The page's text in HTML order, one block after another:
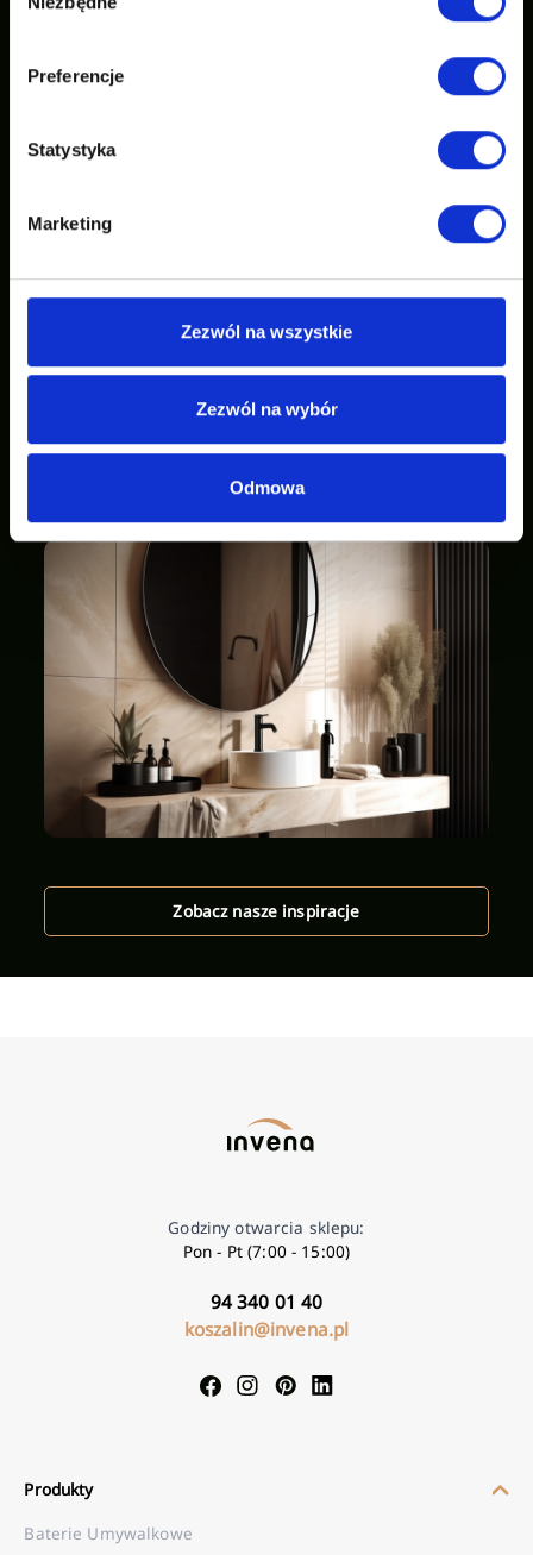
zgody
Preferencje
Statystyka
Marketing
Zezwól na wszystkie
Zezwól na wybór
Odmowa
Zobacz nasze inspiracje
Godziny otwarcia sklepu:
Pon - Pt (7:00 - 15:00)
94 340 01 40
koszalin@invena.pl
Produkty
Baterie Umywalkowe